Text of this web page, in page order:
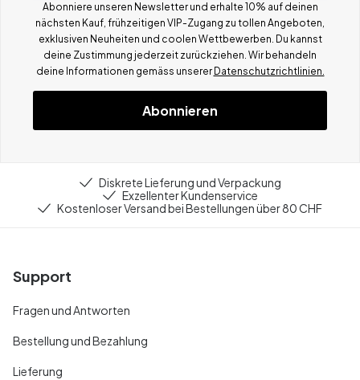
Abonniere unseren Newsletter und erhalte 10% auf deinen
nächsten Kauf, frühzeitigen VIP-Zugang zu tollen Angeboten,
exklusiven Neuheiten und coolen Wettbewerben. Du kannst
deine Zustimmung jederzeit zurückziehen. Wir behandeln
deine Informationen gemäss unserer Datenschutzrichtlinien.
Abonnieren
Diskrete Lieferung und Verpackung
Exzellenter Kundenservice
Kostenloser Versand bei Bestellungen über 80 CHF
Support
Fragen und Antworten
Bestellung und Bezahlung
Lieferung